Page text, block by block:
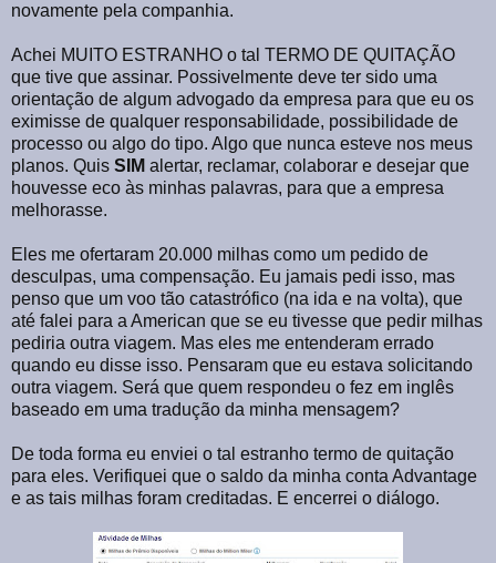
novamente pela companhia.
Achei MUITO ESTRANHO o tal TERMO DE QUITAÇÃO
que tive que assinar. Possivelmente deve ter sido uma
orientação de algum advogado da empresa para que eu os
eximisse de qualquer responsabilidade, possibilidade de
processo ou algo do tipo. Algo que nunca esteve nos meus
planos. Quis SIM alertar, reclamar, colaborar e desejar que
houvesse eco às minhas palavras, para que a empresa
melhorasse.
Eles me ofertaram 20.000 milhas como um pedido de
desculpas, uma compensação. Eu jamais pedi isso, mas
penso que um voo tão catastrófico (na ida e na volta), que
até falei para a American que se eu tivesse que pedir milhas
pediria outra viagem. Mas eles me entenderam errado
quando eu disse isso. Pensaram que eu estava solicitando
outra viagem. Será que quem respondeu o fez em inglês
baseado em uma tradução da minha mensagem?
De toda forma eu enviei o tal estranho termo de quitação
para eles. Verifiquei que o saldo da minha conta Advantage
e as tais milhas foram creditadas. E encerrei o diálogo.